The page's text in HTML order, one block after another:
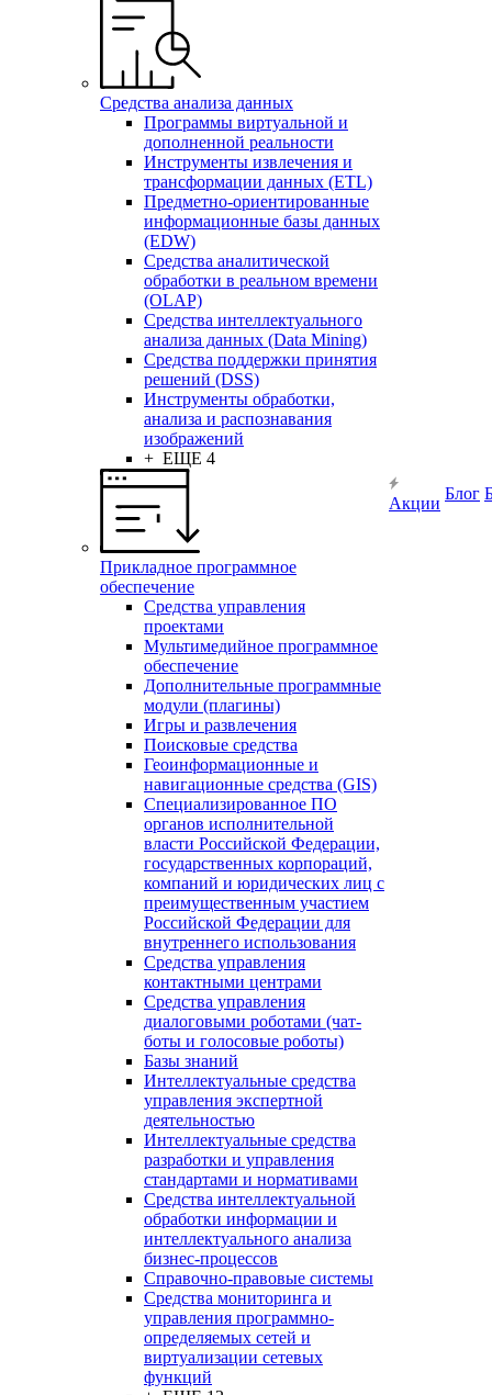
Средства анализа данных
Программы виртуальной и
дополненной реальности
Инструменты извлечения и
трансформации данных (ETL)
Предметно-ориентированные
информационные базы данных
(EDW)
Средства аналитической
обработки в реальном времени
(OLAP)
Средства интеллектуального
анализа данных (Data Mining)
Средства поддержки принятия
решений (DSS)
Инструменты обработки,
анализа и распознавания
изображений
+ ЕЩЕ 4
Прикладное программное
обеспечение
Средства управления
проектами
Мультимедийное программное
обеспечение
Дополнительные программные
модули (плагины)
Игры и развлечения
Поисковые средства
Геоинформационные и
навигационные средства (GIS)
Специализированное ПО
органов исполнительной
власти Российской Федерации,
государственных корпораций,
компаний и юридических лиц с
преимущественным участием
Российской Федерации для
внутреннего использования
Средства управления
контактными центрами
Средства управления
диалоговыми роботами (чат-
боты и голосовые роботы)
Базы знаний
Интеллектуальные средства
управления экспертной
деятельностью
Интеллектуальные средства
разработки и управления
стандартами и нормативами
Средства интеллектуальной
обработки информации и
интеллектуального анализа
бизнес-процессов
Справочно-правовые системы
Средства мониторинга и
управления программно-
определяемых сетей и
виртуализации сетевых
функций
Акции
Блог